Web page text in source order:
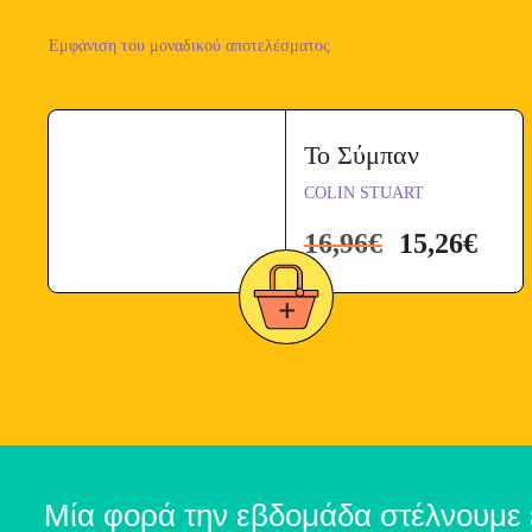
Εμφάνιση του μοναδικού αποτελέσματος
Το Σύμπαν
COLIN STUART
16,96€ 15,26€
Μία φορά την εβδομάδα στέλνουμε